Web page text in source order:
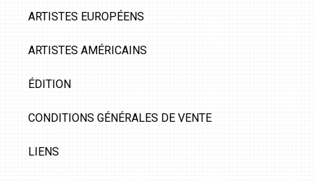
ARTISTES EUROPÉENS
ARTISTES AMÉRICAINS
ÉDITION
CONDITIONS GÉNÉRALES DE VENTE
LIENS